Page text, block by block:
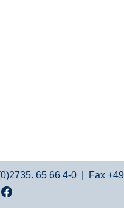
65 66 4-0 | Fax